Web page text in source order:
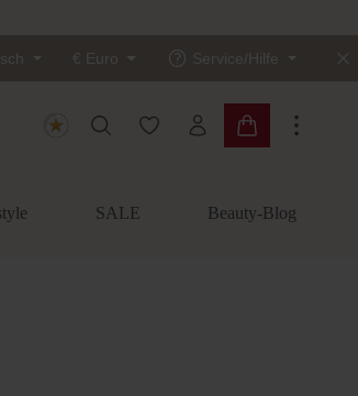
€ Euro Service/Hilfe
Du hast 0 Produkte auf
Warenkorb
SALE Beauty-Blog